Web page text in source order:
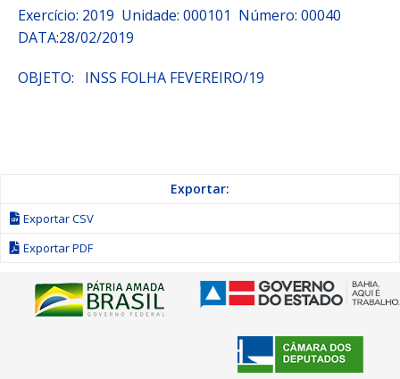
Exercício: 2019 Unidade: 000101 Número: 00040
DATA:28/02/2019
OBJETO: INSS FOLHA FEVEREIRO/19
Exportar:
Exportar CSV
Exportar PDF